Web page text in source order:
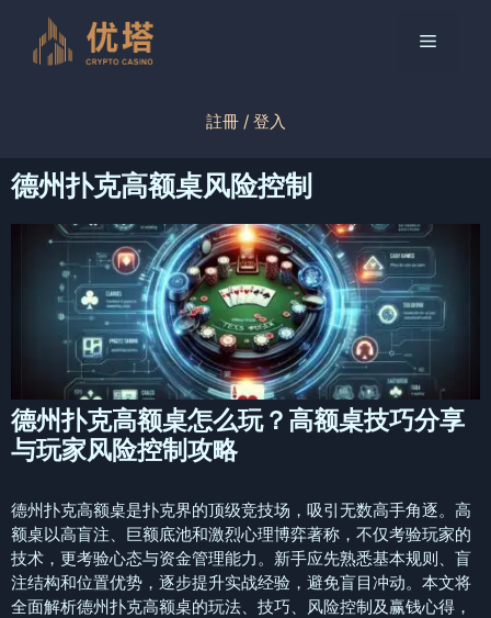
菜
註冊 / 登入
德州扑克高额桌风险控制
德州扑克高额桌怎么玩？高额桌技巧分享
与玩家风险控制攻略
德州扑克高额桌是扑克界的顶级竞技场，吸引无数高手角逐。高
额桌以高盲注、巨额底池和激烈心理博弈著称，不仅考验玩家的
技术，更考验心态与资金管理能力。新手应先熟悉基本规则、盲
注结构和位置优势，逐步提升实战经验，避免盲目冲动。本文将
全面解析德州扑克高额桌的玩法、技巧、风险控制及赢钱心得，